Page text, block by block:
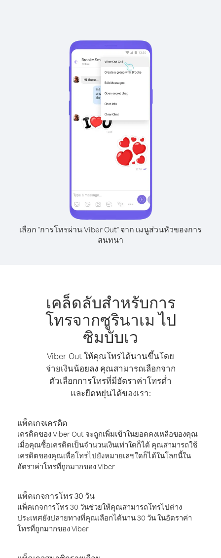
เลือก "การโทรผ่าน Viber Out" จาก เมนูส่วนหัวของการ
สนทนา
เคล็ดลับสำหรับการ
โทรจากซูรินาเม ไป
ซิมบับเว
Viber Out ให้คุณโทรได้นานขึ้นโดย
จ่ายเงินน้อยลง คุณสามารถเลือกจาก
ตัวเลือกการโทรที่มีอัตราค่าโทรต่ำ
และยืดหยุ่นได้ของเรา:
แพ็คเกจเครดิต
เครดิตของ Viber Out จะถูกเพิ่มเข้าในยอดคงเหลือของคุณ
เมื่อคุณซื้อเครดิตเป็นจำนวนเงินเท่าใดก็ได้ คุณสามารถใช้
เครดิตของคุณเพื่อโทรไปยังหมายเลขใดก็ได้ในโลกนี้ใน
อัตราค่าโทรที่ถูกมากของ Viber
แพ็คเกจการโทร 30 วัน
แพ็คเกจการโทร 30 วันช่วยให้คุณสามารถโทรไปต่าง
ประเทศยังปลายทางที่คุณเลือกได้นาน 30 วัน ในอัตราค่า
โทรที่ถูกมากของ Viber